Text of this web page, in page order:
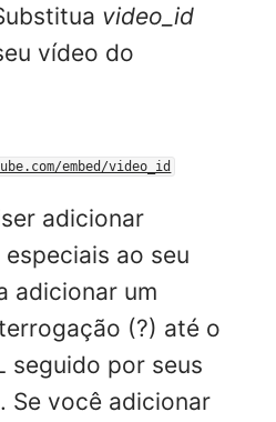
video_id
vídeo do
embed/video_id
adicionar
ao seu
adicionar um
(?) até o
seguido por seus
Se você adicionar